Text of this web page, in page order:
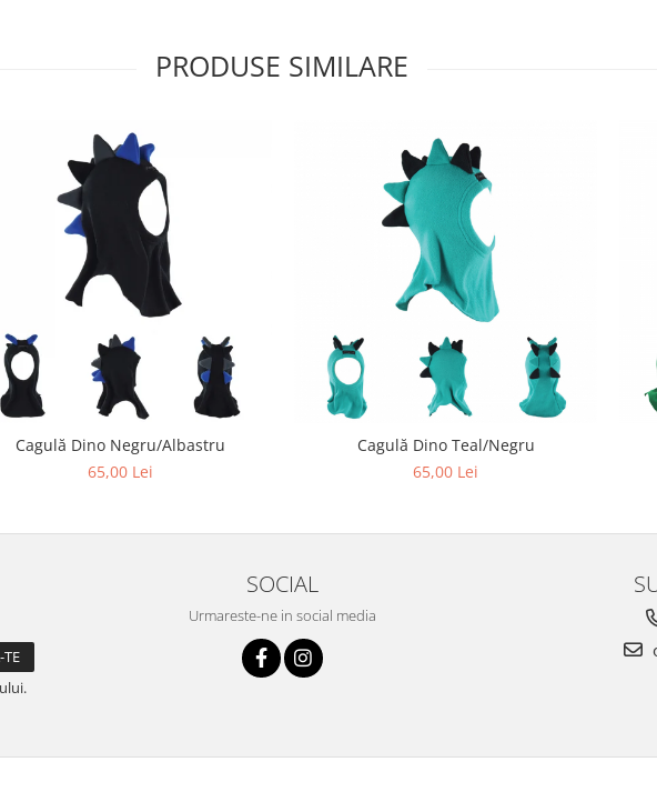
PRODUSE SIMILARE
Cagulă Dino Negru/Albastru
65,00 Lei
Cagulă Dino Teal/Negru
65,00 Lei
SOCIAL
Urmareste-ne in social media